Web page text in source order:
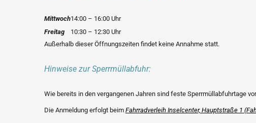
Mittwoch14:00 – 16:00 Uhr
Freitag
10:30 – 12:30 Uhr
Außerhalb dieser Öffnungszeiten findet keine Annahme statt.
Hinweise zur Sperrmüllabfuhr:
Wie bereits in den vergangenen Jahren sind feste Sperrmüllabfuhrtage
Die Anmeldung erfolgt beim Fahrradverleih Inselcenter, Hauptstraße 1